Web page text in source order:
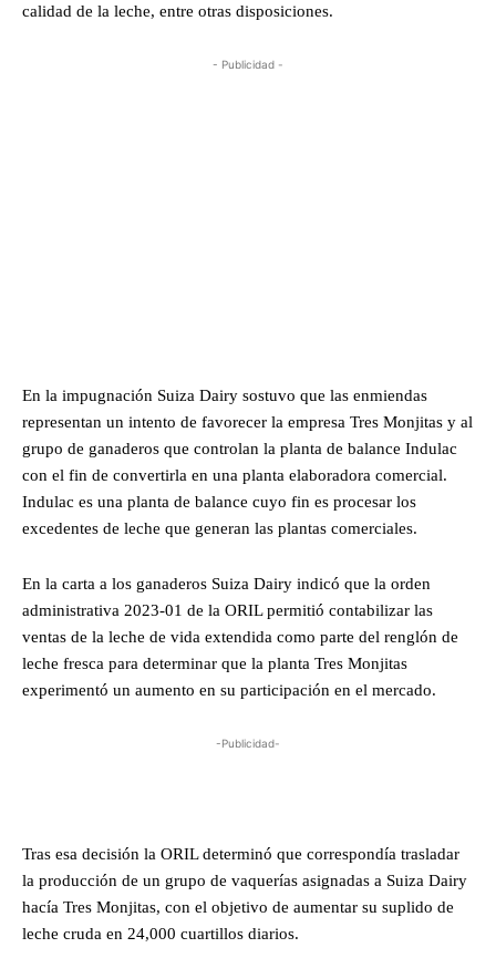
calidad de la leche, entre otras disposiciones.
- Publicidad -
En la impugnación Suiza Dairy sostuvo que las enmiendas
representan un intento de favorecer la empresa Tres Monjitas y al
grupo de ganaderos que controlan la planta de balance Indulac
con el fin de convertirla en una planta elaboradora comercial.
Indulac es una planta de balance cuyo fin es procesar los
excedentes de leche que generan las plantas comerciales.
En la carta a los ganaderos Suiza Dairy indicó que la orden
administrativa 2023-01 de la ORIL permitió contabilizar las
ventas de la leche de vida extendida como parte del renglón de
leche fresca para determinar que la planta Tres Monjitas
experimentó un aumento en su participación en el mercado.
-Publicidad-
Tras esa decisión la ORIL determinó que correspondía trasladar
la producción de un grupo de vaquerías asignadas a Suiza Dairy
hacía Tres Monjitas, con el objetivo de aumentar su suplido de
leche cruda en 24,000 cuartillos diarios.